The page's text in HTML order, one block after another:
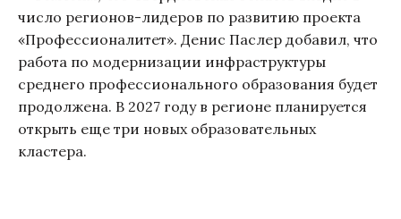
число регионов-лидеров по развитию проекта
«Профессионалитет». Денис Паслер добавил, что
работа по модернизации инфраструктуры
среднего профессионального образования будет
продолжена. В 2027 году в регионе планируется
открыть еще три новых образовательных
кластера.